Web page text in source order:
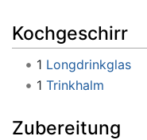
Kochgeschirr
1 Longdrinkglas
1 Trinkhalm
Zubereitung